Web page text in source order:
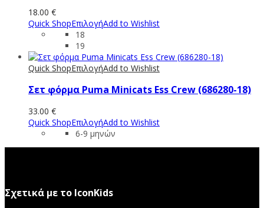
18.00 €
Quick ShopΕπιλογήAdd to Wishlist
18
19
Quick ShopΕπιλογήAdd to Wishlist
Σετ φόρμα Puma Minicats Ess Crew (686280-18)
33.00 €
Quick ShopΕπιλογήAdd to Wishlist
6-9 μηνών
Σχετικά με το IconKids